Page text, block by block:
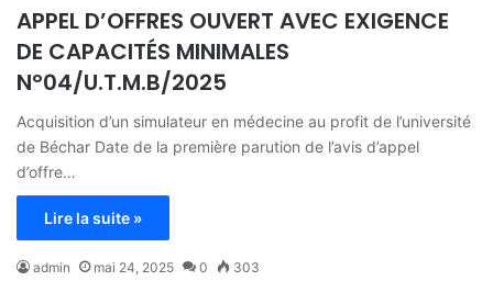
APPEL D’OFFRES OUVERT AVEC EXIGENCE
DE CAPACITÉS MINIMALES
N°04/U.T.M.B/2025
Acquisition d’un simulateur en médecine au profit de l’université
de Béchar Date de la première parution de l’avis d’appel
d’offre…
Lire la suite »
admin mai 24, 2025 0 303